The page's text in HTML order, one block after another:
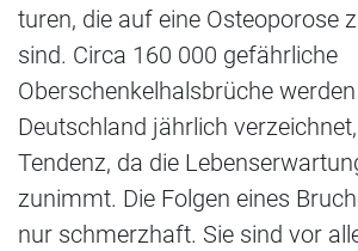
turen, die auf eine Osteoporose
sind. Circa 160 000 gefährliche
Oberschenkelhalsbrüche
Deutschland jährlich
Tendenz, da die
zunimmt. Die Folgen eines
nur schmerzhaft. Sie sind vor